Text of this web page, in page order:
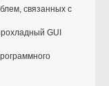
связанных с
GUI